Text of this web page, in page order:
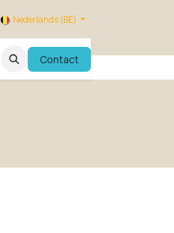
Nederlands (BE)
EvenementenContact